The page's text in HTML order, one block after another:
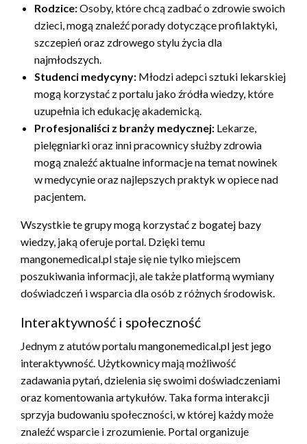
Rodzice:Osoby, które chcą zadbać o zdrowie swoich
dzieci, mogą znaleźć porady dotyczące profilaktyki,
szczepień oraz zdrowego stylu życia dla
najmłodszych.
Studenci medycyny: Młodzi adepci sztuki lekarskiej
mogą korzystać z portalu jako źródła wiedzy, które
uzupełnia ich edukację akademicką.
Profesjonaliści z branży medycznej: Lekarze,
pielęgniarki oraz inni pracownicy służby zdrowia
mogą znaleźć aktualne informacje na temat nowinek
w medycynie oraz najlepszych praktyk w opiece nad
pacjentem.
Wszystkie te grupy mogą korzystać z bogatej bazy
wiedzy, jaką oferuje portal. Dzięki temu
mangonemedical.pl staje się nie tylko miejscem
poszukiwania informacji, ale także platformą wymiany
doświadczeń i wsparcia dla osób z różnych środowisk.
Interaktywność i społeczność
Jednym z atutów portalu mangonemedical.pl jest jego
interaktywność. Użytkownicy mają możliwość
zadawania pytań, dzielenia się swoimi doświadczeniami
oraz komentowania artykułów. Taka forma interakcji
sprzyja budowaniu społeczności, w której każdy może
znaleźć wsparcie i zrozumienie. Portal organizuje